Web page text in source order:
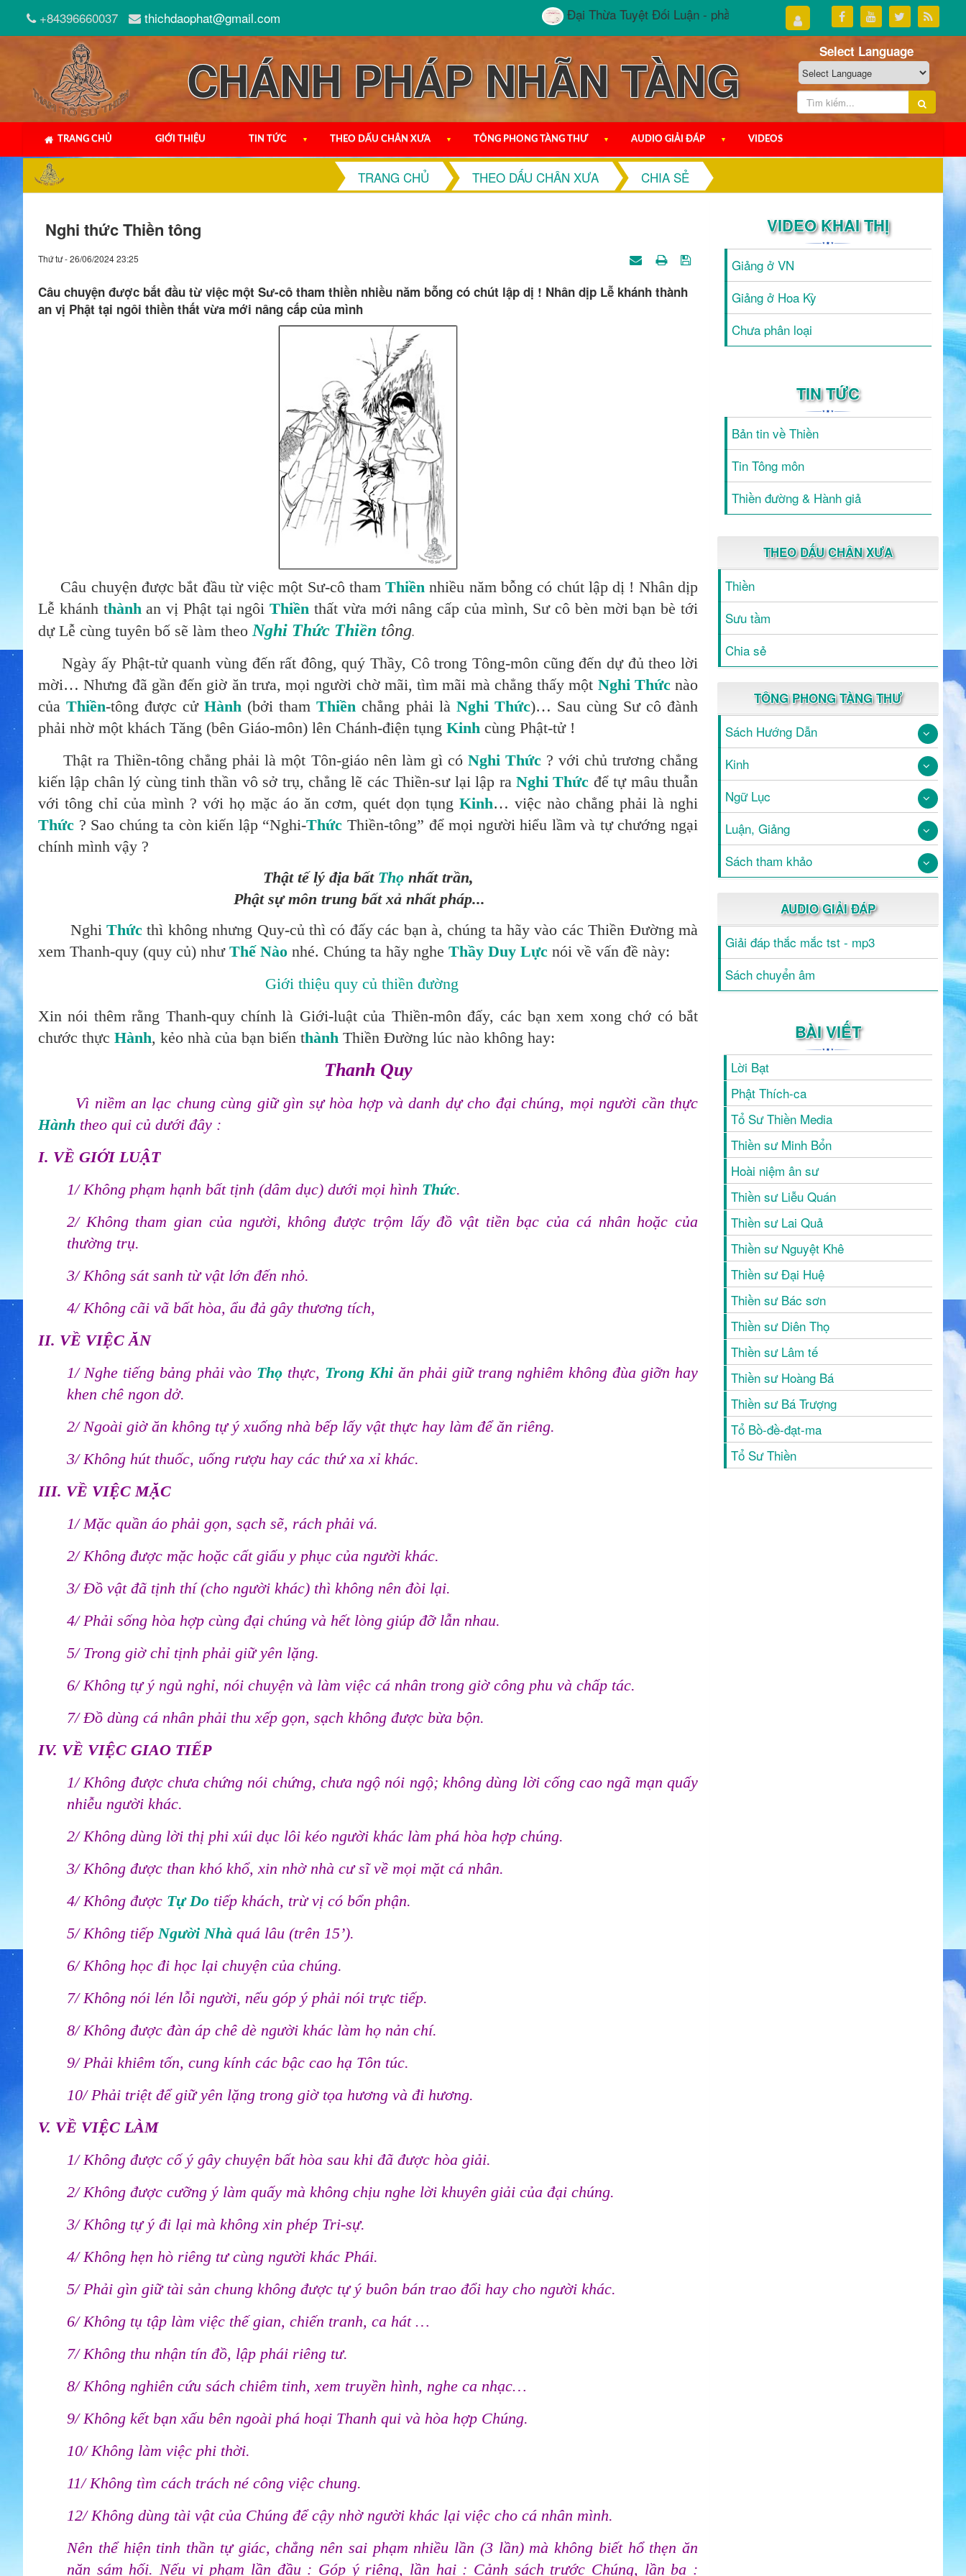
+84396660037 thichdaophat@gmail.com Đại Thừa Tuyệt Đối Luận - phần III Đại Thừa Tuyệt Đối Luận - phần II
CHÁNH PHÁP NHÃN TÀNG Select Language
TRANG CHỦ GIỚI THIỆU TIN TỨC ▼ THEO DẤU CHÂN XƯA ▼ TÔNG PHONG TÀNG THƯ ▼ AUDIO GIẢI ĐÁP ▼ VIDEOS
TRANG CHỦ THEO DẤU CHÂN XƯA CHIA SẺ
Nghi thức Thiền tông
Thứ tư - 26/06/2024 23:25
Câu chuyện được bắt đầu từ việc một Sư-cô tham thiền nhiều năm bỗng có chút lập dị ! Nhân dịp Lễ khánh thành
an vị Phật tại ngôi thiền thất vừa mới nâng cấp của mình
Câu chuyện được bắt đầu từ việc một Sư-cô thamThiền nhiều năm bỗng có chút lập dị ! Nhân dịp
Lễ khánh tHànhan vị Phật tại ngôiThiền thất vừa mới nâng cấp của mình, Sư cô bèn mời bạn bè tới
dự Lễ cùng tuyên bố sẽ làm theoNghi Thức Thiền tông.
Ngày ấy Phật-tử quanh vùng đến rất đông, quý Thầy, Cô trong Tông-môn cũng đến dự đủ theo lời
mời… Nhưng đã gần đến giờ ăn trưa, mọi người chờ mãi, tìm mãi mà chẳng thấy một Nghi Thứcnào
củaThiền-tông được cửHành (bởi thamThiền chẳng phải là Nghi Thức)… Sau cùng Sư cô đành
phải nhờ một khách Tăng (bên Giáo-môn) lên Chánh-điện tụng Kinh cùng Phật-tử !
Thật ra Thiền-tông chẳng phải là một Tôn-giáo nên làm gì có Nghi Thức? với chủ trương chẳng
kiến lập chân lý cùng tinh thần vô sở trụ, chẳng lẽ các Thiền-sư lại lập ra Nghi Thức để tự mâu thuẫn
với tông chỉ của mình ? với họ mặc áo ăn cơm, quét dọn tụng Kinh… việc nào chẳng phải là nghi
Thức ? Sao chúng ta còn kiến lập “Nghi-Thức Thiền-tông” để mọi người hiểu lầm và tự chướng ngại
chính mình vậy ?
Thật tế lý địa bất Thọnhất trần,
Phật sự môn trung bất xả nhất pháp...
NghiThức thì không nhưng Quy-củ thì có đấy các bạn à, chúng ta hãy vào các Thiền Đường mà
xem Thanh-quy (quy củ) như Thế Nào nhé. Chúng ta hãy nghe Thầy Duy Lực nói về vấn đề này:
Giới thiệu quy củ thiền đường
Xin nói thêm rằng Thanh-quy chính là Giới-luật của Thiền-môn đấy, các bạn xem xong chớ có bắt
chước thực Hành, kẻo nhà của bạn biến tHành Thiền Đường lúc nào không hay:
Thanh​ Quy
Vì niềm an lạc chung cùng giữ gìn sự hòa hợp và danh dự cho đại chúng, mọi người cần thực
Hành theo qui củ dưới đây :
I. VỀ GIỚI LUẬT
1/ Không phạm hạnh bất tịnh (dâm dục) dưới mọi hình Thức.
2/ Không tham gian của người, không được trộm lấy đồ vật tiền bạc của cá nhân hoặc của
thường trụ.
3/ Không sát sanh từ vật lớn đến nhỏ.
4/ Không cãi vã bất hòa, ẩu đả gây thương tích,
II. VỀ VIỆC ĂN
1/ Nghe tiếng bảng phải vào Thọ thực, Trong Khi ăn phải giữ trang nghiêm không đùa giỡn hay
khen chê ngon dở.
2/ Ngoài giờ ăn không tự ý xuống nhà bếp lấy vật thực hay làm để ăn riêng.
3/ Không hút thuốc, uống rượu hay các thứ xa xỉ khác.
III. VỀ VIỆC MẶC
1/ Mặc quần áo phải gọn, sạch sẽ, rách phải vá.
2/ Không được mặc hoặc cất giấu y phục của người khác.
3/ Đồ vật đã tịnh thí (cho người khác) thì không nên đòi lại.
4/ Phải sống hòa hợp cùng đại chúng và hết lòng giúp đỡ lẫn nhau.
5/ Trong giờ chỉ tịnh phải giữ yên lặng.
6/ Không tự ý ngủ nghỉ, nói chuyện và làm việc cá nhân trong giờ công phu và chấp tác.
7/ Đồ dùng cá nhân phải thu xếp gọn, sạch không được bừa bộn.
IV. VỀ VIỆC GIAO TIẾP
1/ Không được chưa chứng nói chứng, chưa ngộ nói ngộ; không dùng lời cống cao ngã mạn quấy
nhiễu người khác.
2/ Không dùng lời thị phi xúi dục lôi kéo người khác làm phá hòa hợp chúng.
3/ Không được than khó khổ, xin nhờ nhà cư sĩ về mọi mặt cá nhân.
4/ Không được Tự Do tiếp khách, trừ vị có bổn phận.
5/ Không tiếpNgười Nhà quá lâu (trên 15’).
6/ Không học đi học lại chuyện của chúng.
7/ Không nói lén lỗi người, nếu góp ý phải nói trực tiếp.
8/ Không được đàn áp chê dè người khác làm họ nản chí.
9/ Phải khiêm tốn, cung kính các bậc cao hạ Tôn túc.
10/ Phải triệt để giữ yên lặng trong giờ tọa hương và đi hương.
V. VỀ VIỆC LÀM
1/ Không được cố ý gây chuyện bất hòa sau khi đã được hòa giải.
2/ Không được cưỡng ý làm quấy mà không chịu nghe lời khuyên giải của đại chúng.
3/ Không tự ý đi lại mà không xin phép Tri-sự.
4/ Không hẹn hò riêng tư cùng người khác Phái.
5/ Phải gìn giữ tài sản chung không được tự ý buôn bán trao đổi hay cho người khác.
6/ Không tụ tập làm việc thế gian, chiến tranh, ca hát …
7/ Không thu nhận tín đồ, lập phái riêng tư.
8/ Không nghiên cứu sách chiêm tinh, xem truyền hình, nghe ca nhạc…
9/ Không kết bạn xấu bên ngoài phá hoại Thanh qui và hòa hợp Chúng.
10/ Không làm việc phi thời.
11/ Không tìm cách trách né công việc chung.
12/ Không dùng tài vật của Chúng để cậy nhờ người khác lại việc cho cá nhân mình.
Nên thể hiện tinh thần tự giác, chẳng nên sai phạm nhiều lần (3 lần) mà không biết hổ thẹn ăn
năn sám hối. Nếu vi phạm lần đầu : Góp ý riêng, lần hai : Cảnh sách trước Chúng, lần ba :
VIDEO KHAI THỊ
Giảng ở VN
Giảng ở Hoa Kỳ
Chưa phân loại
TIN TỨC
Bản tin về Thiền
Tin Tông môn
Thiền đường & Hành giả
THEO DẤU CHÂN XƯA
Thiền
Sưu tầm
Chia sẻ
TÔNG PHONG TÀNG THƯ
Sách Hướng Dẫn
Kinh
Ngữ Lục
Luận, Giảng
Sách tham khảo
AUDIO GIẢI ĐÁP
Giải đáp thắc mắc tst - mp3
Sách chuyển âm
BÀI VIẾT
Lời Bạt
Phật Thích-ca
Tổ Sư Thiền Media
Thiền sư Minh Bổn
Hoài niệm ân sư
Thiền sư Liễu Quán
Thiền sư Lai Quả
Thiền sư Nguyệt Khê
Thiền sư Đại Huệ
Thiền sư Bác sơn
Thiền sư Diên Thọ
Thiền sư Lâm tế
Thiền sư Hoàng Bá
Thiền sư Bá Trượng
Tổ Bồ-đề-đạt-ma
Tổ Sư Thiền